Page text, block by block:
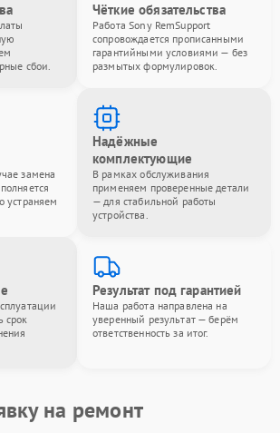
сбои.
Чёткие обязательства
Работа Sony RemSupport
сопровождается прописанными
гарантийными условиями — без
размытых формулировок.
замена
устраняем
Надёжные
комплектующие
В рамках обслуживания
применяем проверенные детали
— для стабильной работы
устройства.
срок
Результат под гарантией
Наша работа направлена на
уверенный результат — берём
ответственность за итог.
на ремонт